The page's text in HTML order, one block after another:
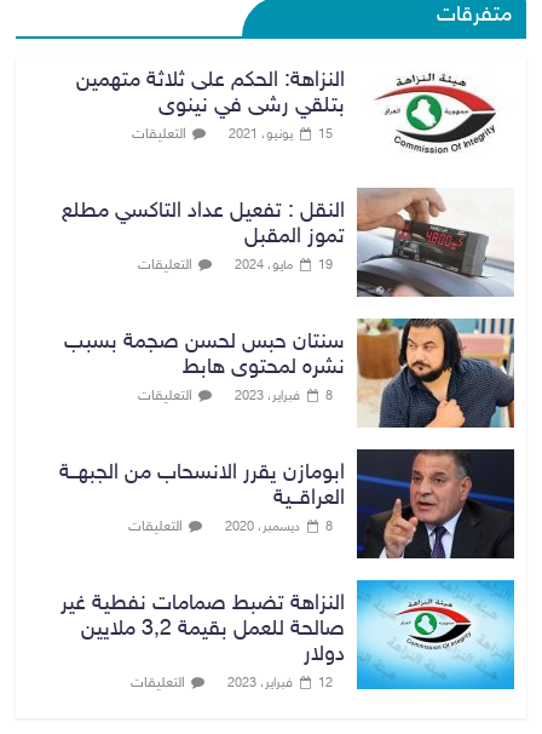
متفرقات
النزاهة: الحكم على ثلاثة متهمين
بتلقي رشى في نينوى
15 يونيو، 2021 التعليقات
النقل : تفعيل عداد التاكسي مطلع
تموز المقبل
19 مايو، 2024 التعليقات
سنتان حبس لحسن صجمة بسبب
نشره لمحتوى هابط
8 فبراير، 2023 التعليقات
ابومازن يقرر الانسحاب من الجبهــة
العراقــية
8 ديسمبر، 2020 التعليقات
النزاهة تضبط صمامات نفطية غير
صالحة للعمل بقيمة 3,2 ملايين
دولار
12 فبراير، 2023 التعليقات